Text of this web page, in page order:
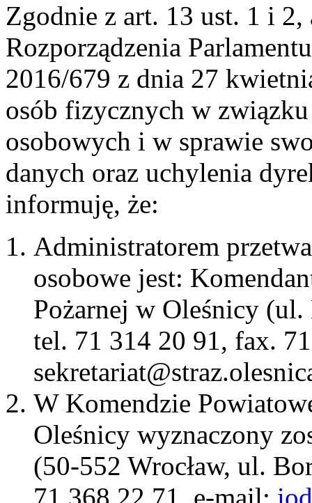
Zgodnie z art. 13 ust. 1 i
Rozporządzenia
2016/679 z dnia 27
osób fizycznych w
osobowych i w sprawie
danych oraz uchylenia
informuję, że:
Administratorem
osobowe jest:
Pożarnej w Oleśnicy
tel. 71 314 20 91, fax.
W Komendzie
Oleśnicy wyznaczony
(50-552 Wrocław, ul.